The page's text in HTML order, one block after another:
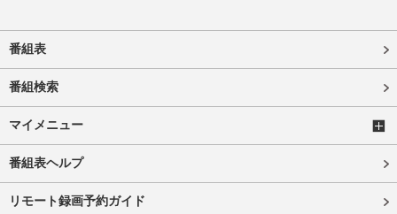
番組表
番組検索
マイメニュー
番組表ヘルプ
リモート録画予約ガイド